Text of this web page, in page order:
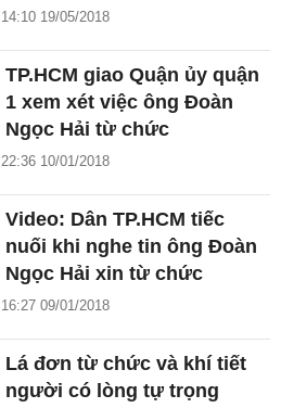
14:10 19/05/2018
TP.HCM giao Quận ủy quận
1 xem xét việc ông Đoàn
Ngọc Hải từ chức
22:36 10/01/2018
Video: Dân TP.HCM tiếc
nuối khi nghe tin ông Đoàn
Ngọc Hải xin từ chức
16:27 09/01/2018
Lá đơn từ chức và khí tiết
người có lòng tự trọng